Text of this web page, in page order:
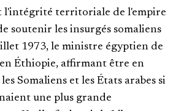
l'intégrité territoriale de l'empire
soutenir les insurgés somaliens
1973, le ministre égyptien de
Éthiopie, affirmant être en
Somaliens et les États arabes si
une plus grande